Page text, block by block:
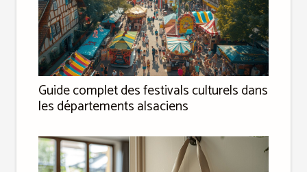
Guide complet des festivals culturels dans
les départements alsaciens